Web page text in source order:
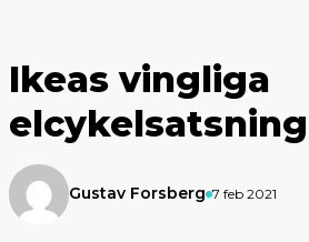
Ikeas vingliga
elcykelsatsning
Gustav Forsberg 7 feb 2021